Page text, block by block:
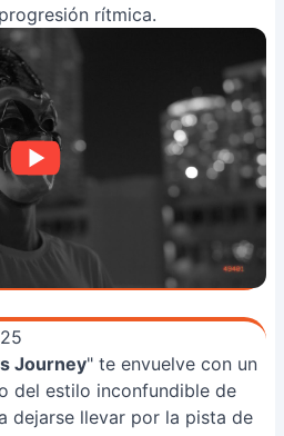
rítmica.
Journey" te envuelve con un
del estilo inconfundible de
dejarse llevar por la pista de